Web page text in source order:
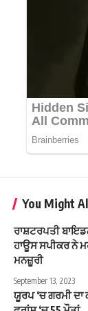
You Might
ਰਾਸ਼ਟਰਪਤੀ
ਹਾਊਸ ਸਪੀਕਰ ਨੇ
ਮਨਜ਼ੂਰੀ
September 13, 2023
ਯੂਰਪ ‘ਚ ਗਰਮੀ ਦਾ